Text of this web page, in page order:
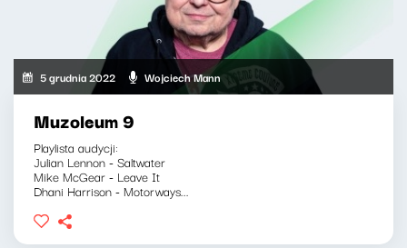
5 grudnia 2022 Wojciech Mann
Muzoleum 9
Playlista audycji:
Julian Lennon - Saltwater
Mike McGear - Leave It
Dhani Harrison - Motorways...